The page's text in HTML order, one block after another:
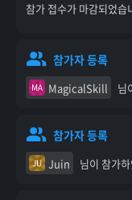
참가 접수가 마감되었습
참가자 등록
MA MagicalSkill 님
참가자 등록
JU Juin 님이 참가